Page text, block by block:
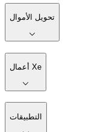
تحويل الأموال
أعمال Xe
التطبيقات